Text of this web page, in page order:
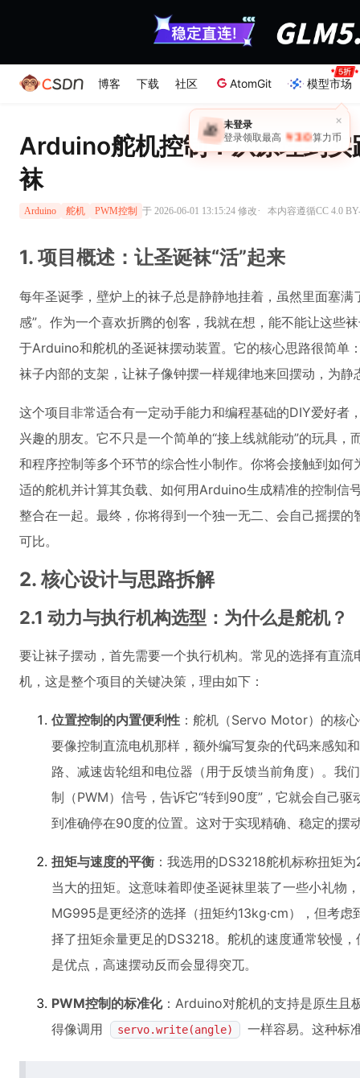
博客 下载 社区 AtomGit 模型市场
×
🎁 未登录
登录领取最高 ￥30 算力币
Arduino舵机控制：从原理到实
袜
Arduino 舵机 PWM控制 于 2026-06-01 13:15:24 修改· 本内容遵循CC 4.0
1. 项目概述：让圣诞袜“活”起来
每年圣诞季，壁炉上的袜子总是静静地挂着，虽然里面塞
感”。作为一个喜欢折腾的创客，我就在想，能不能让这些
于Arduino和舵机的圣诞袜摆动装置。它的核心思路很简单
袜子内部的支架，让袜子像钟摆一样规律地来回摆动，为
这个项目非常适合有一定动手能力和编程基础的DIY爱好者
兴趣的朋友。它不只是一个简单的“接上线就能动”的玩具
和程序控制等多个环节的综合性小制作。你将会接触到如
适的舵机并计算其负载、如何用Arduino生成精准的控制信
整合在一起。最终，你将得到一个独一无二、会自己摇摆
可比。
2. 核心设计与思路拆解
2.1 动力与执行机构选型：为什么是舵机？
要让袜子摆动，首先需要一个执行机构。常见的选择有直
机，这是整个项目的关键决策，理由如下：
位置控制的内置便利性 ：舵机（Servo Motor）的核
要像控制直流电机那样，额外编写复杂的代码来感知
路、减速齿轮组和电位器（用于反馈当前角度）。我
制（PWM）信号，告诉它“转到90度”，它就会自己
到准确停在90度的位置。这对于实现精确、稳定的摆
扭矩与速度的平衡 ：我选用的DS3218舵机标称扭矩
当大的扭矩。这意味着即使圣诞袜里装了一些小礼物
MG995是更经济的选择（扭矩约13kg·cm），但考
择了扭矩余量更足的DS3218。舵机的速度通常较慢
是优点，高速摆动反而会显得突兀。
PWM控制的标准化：Arduino对舵机的支持是原生且
得像调用
servo.write(angle) 一样容易。这种标